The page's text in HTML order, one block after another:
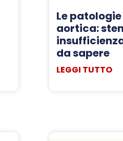
Le
aortica:
da sapere
LEGGI TUTTO